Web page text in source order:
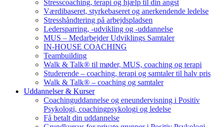
Stresscoaching, terapi og hjælp til din angst
Værdibaseret, styrkebaseret og anerkendende ledelse
Stresshåndtering på arbejdspladsen
Ledersparring, -udvikling og -uddannelse
MUS – Medarbejder Udviklings Samtaler
IN-HOUSE COACHING
Teambuilding
Walk & Talk® til møder, MUS, coaching og terapi
Studerende – coaching, terapi og samtaler til halv pris
Walk & Talk® – coaching og samtaler
Uddannelser & Kurser
Coachinguddannelse og eneundervisning i Positiv
Psykologi, coachingpsykologi og ledelse
Få betalt din uddannelse